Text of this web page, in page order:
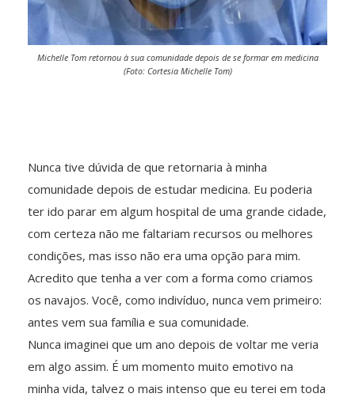
Michelle Tom retornou à sua comunidade depois de se formar em medicina
(Foto: Cortesia Michelle Tom)
Nunca tive dúvida de que retornaria à minha
comunidade depois de estudar medicina. Eu poderia
ter ido parar em algum hospital de uma grande cidade,
com certeza não me faltariam recursos ou melhores
condições, mas isso não era uma opção para mim.
Acredito que tenha a ver com a forma como criamos
os navajos. Você, como indivíduo, nunca vem primeiro:
antes vem sua família e sua comunidade.
Nunca imaginei que um ano depois de voltar me veria
em algo assim. É um momento muito emotivo na
minha vida, talvez o mais intenso que eu terei em toda